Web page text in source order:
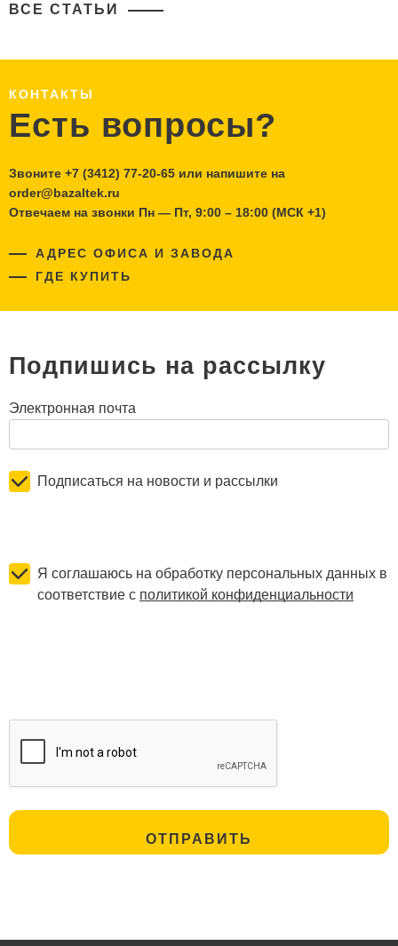
ВСЕ СТАТЬИ
КОНТАКТЫ
Есть вопросы?
Звоните +7 (3412) 77-20-65 или напишите на
order@bazaltek.ru
Отвечаем на звонки Пн — Пт, 9:00 – 18:00 (МСК +1)
АДРЕС ОФИСА И ЗАВОДА
ГДЕ КУПИТЬ
Подпишись на рассылку
Электронная почта
Подписаться на новости и рассылки
Я соглашаюсь на обработку персональных данных в
соответствие с политикой конфиденциальности